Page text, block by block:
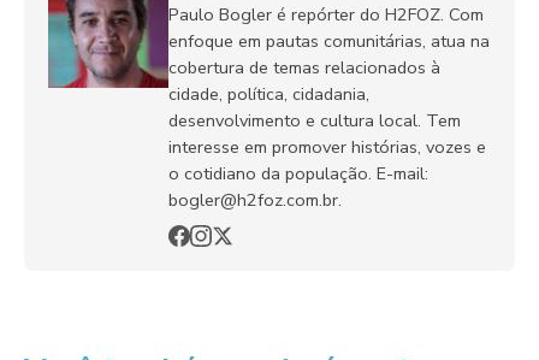
Paulo Bogler é repórter do H2FOZ. Com
enfoque em pautas comunitárias, atua na
cobertura de temas relacionados à
cidade, política, cidadania,
desenvolvimento e cultura local. Tem
interesse em promover histórias, vozes e
o cotidiano da população. E-mail:
bogler@h2foz.com.br.